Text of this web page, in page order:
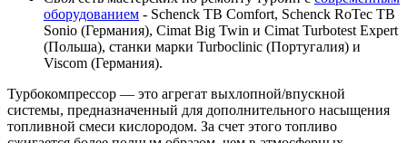
оборудованием - Schenck TB Comfort, Schenck RoTec TB
Sonio (Германия), Cimat Big Twin и Cimat Turbotest Expert
(Польша), станки марки Turboclinic (Португалия) и
Viscom (Германия).
Турбокомпрессор — это агрегат выхлопной/впускной
системы, предназначенный для дополнительного насыщения
топливной смеси кислородом. За счет этого топливо